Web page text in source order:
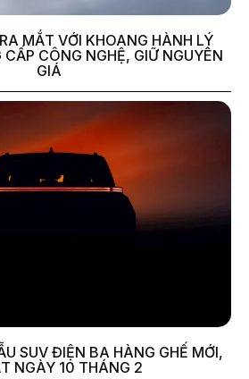
MẮT VỚI KHOANG HÀNH LÝ
CÔNG NGHỆ, GIỮ NGUYÊN
GIÁ
SUV ĐIỆN BA HÀNG GHẾ MỚI,
NGÀY 10 THÁNG 2